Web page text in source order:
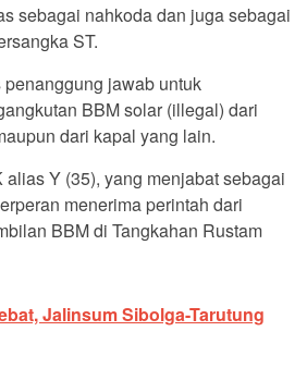
sebagai nahkoda dan juga sebagai
ST.
jawab untuk
BBM solar (illegal) dari
dari kapal yang lain.
Y (35), yang menjabat sebagai
menerima perintah dari
BBM di Tangkahan Rustam
Jalinsum Sibolga-Tarutung